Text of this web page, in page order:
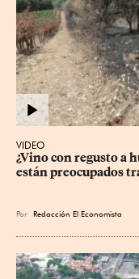
VIDEO
¿Vino con regusto a
están preocupados
Por Redacción El Economista